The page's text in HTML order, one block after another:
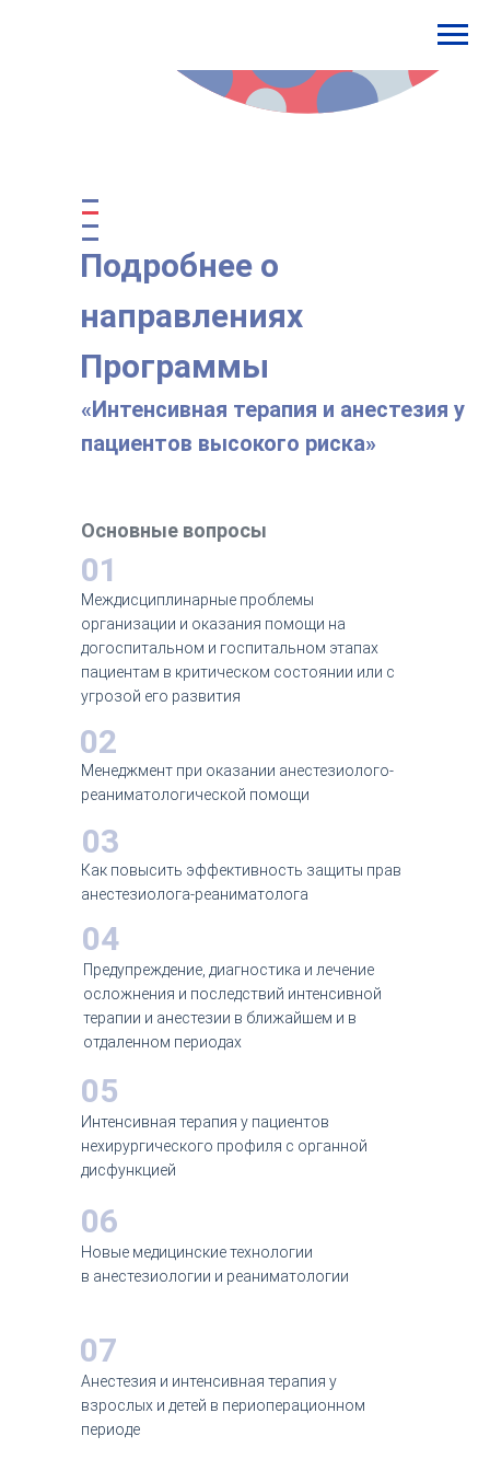
Подробнее о
направлениях
Программы
«Интенсивная терапия и анестезия у
пациентов высокого риска»
Основные вопросы
Междисциплинарные проблемы
организации и оказания помощи на
догоспитальном и госпитальном этапах
пациентам в критическом состоянии или с
угрозой его развития
Менеджмент при оказании анестезиолого-
реаниматологической помощи
Предупреждение, диагностика и лечение
осложнения и последствий интенсивной
терапии и анестезии в ближайшем и в
отдаленном периодах
Как повысить эффективность защиты прав
анестезиолога-реаниматолога
01
02
03
05
04
Интенсивная терапия у пациентов
нехирургического профиля с органной
дисфункцией
06
Новые медицинские технологии
в анестезиологии и реаниматологии
Анестезия и интенсивная терапия у
взрослых и детей в периоперационном
периоде
07